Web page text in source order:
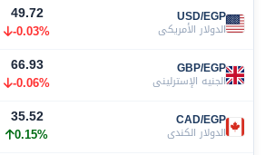
USD/EGP
الدولار الأمريكي
49.72
-0.03%
GBP/EGP
الجنيه الإسترليني
66.93
-0.06%
CAD/EGP
الدولار الكندي
35.52
0.15%